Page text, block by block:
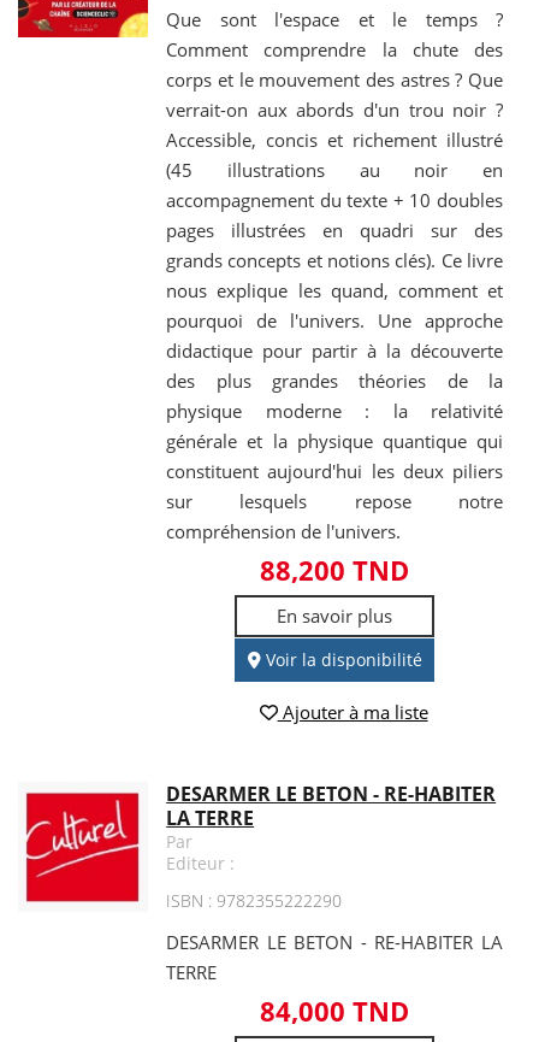
Que sont l'espace et le temps ?
Comment comprendre la chute des
corps et le mouvement des astres ? Que
verrait-on aux abords d'un trou noir ?
Accessible, concis et richement illustré
(45 illustrations au noir en
accompagnement du texte + 10 doubles
pages illustrées en quadri sur des
grands concepts et notions clés). Ce livre
nous explique les quand, comment et
pourquoi de l'univers. Une approche
didactique pour partir à la découverte
des plus grandes théories de la
physique moderne : la relativité
générale et la physique quantique qui
constituent aujourd'hui les deux piliers
sur lesquels repose notre
compréhension de l'univers.
88,200 TND
En savoir plus
Voir la disponibilité
Ajouter à ma liste
DESARMER LE BETON - RE-HABITER
LA TERRE
Par
Editeur :
ISBN : 9782355222290
DESARMER LE BETON - RE-HABITER LA
TERRE
84,000 TND